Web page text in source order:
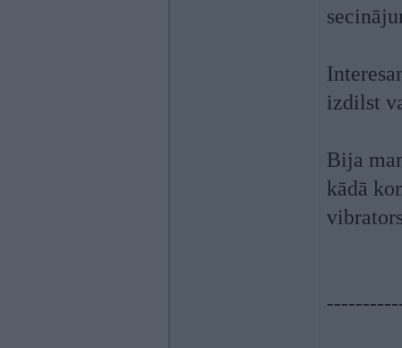
izdilst
Bija
kādā